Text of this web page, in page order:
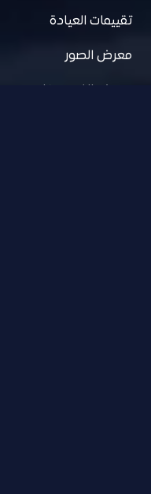
تقييمات العيادة
معرض الصور
معرض الفيديوهات